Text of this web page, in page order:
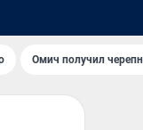
Омич получил